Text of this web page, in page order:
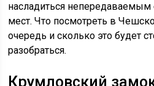
насладиться непередаваемым
мест. Что посмотреть в
очередь и сколько это будет
разобраться.
Крумловский